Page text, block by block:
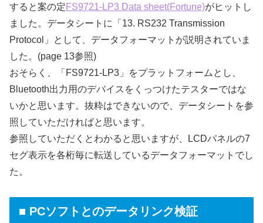
すると案の定 FS9721-LP3 Data sheet(Fortune)がヒットし
ました。データシートに「13. RS232 Transmission
Protocol」として、データフォーマットが説明されていま
した。(page 13参照)
おそらく、「FS9721-LP3」をプラットフォームとし、
Bluetooth出力用のデバイスをくっつけたテスターではな
いかと思います。抜粋はできないので、データシートを参
照していただければと思います。
参照していただくとわかると思いますが、LCDパネルの7
セグ表示を各桁毎に転送しているデータフォーマットでし
た。
■ PCソフトとのデータリンク検証